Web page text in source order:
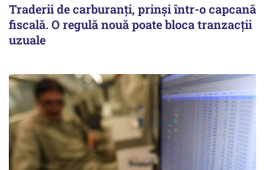
Traderii de carburanți, prinși într-o capcană
fiscală. O regulă nouă poate bloca tranzacții
uzuale